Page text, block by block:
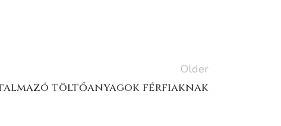
Older
töltőanyagok férfiaknak